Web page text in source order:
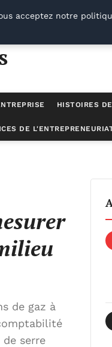
HISTOIRES
DE
effet de serre en milieu
de gaz à
de serre
acceptez notre